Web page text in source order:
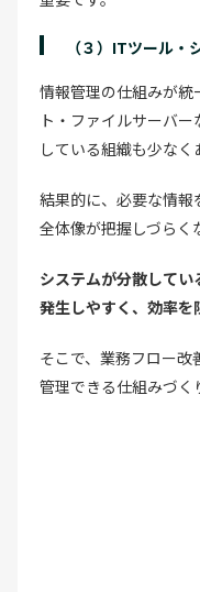
（３）ITツール・
情報管理の仕組みが統
ト・ファイルサーバ
している組織も少なく
結果的に、必要な情
全体像が把握しづらく
システムが分散して
発生しやすく、効率を
そこで、業務フロー
管理できる仕組みづく